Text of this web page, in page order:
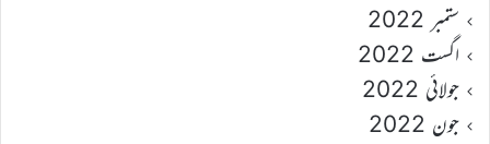
ستمبر 2022
اگست 2022
جولائی 2022
جون 2022